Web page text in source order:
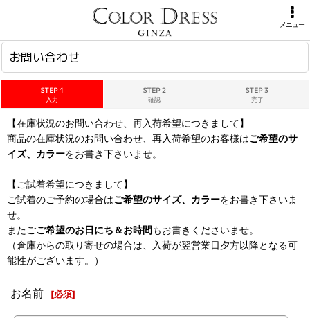
メニュー
お問い合わせ
STEP 1
入力
STEP 2
確認
STEP 3
完了
【在庫状況のお問い合わせ、再入荷希望につきまして】
商品の在庫状況のお問い合わせ、再入荷希望のお客様はご希望のサ
イズ、カラーをお書き下さいませ。
【ご試着希望につきまして】
ご試着のご予約の場合はご希望のサイズ、カラーをお書き下さいま
せ。
またごご希望のお日にち＆お時間もお書きくださいませ。
（倉庫からの取り寄せの場合は、入荷が翌営業日夕方以降となる可
能性がございます。）
お名前 [必須]